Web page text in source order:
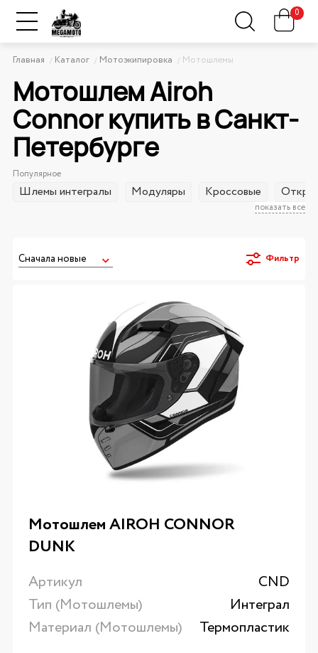
0
Главная Каталог Мотоэкипировка Мотошлемы
Мотошлем Airoh
Connor купить в Санкт-
Петербурге
Популярное
показать все
Шлемы интегралы Модуляры Кроссовые
Фильтр
Мотошлем AIROH CONNOR
DUNK
Артикул
CND
Тип (Мотошлемы)
Интеграл
Материал (Мотошлемы)
Термопластик